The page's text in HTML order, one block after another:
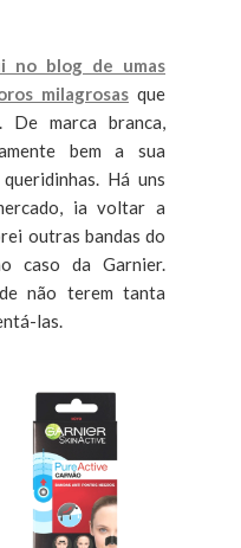
no blog de umas
milagrosas que
De marca branca,
bem a sua
Há uns
ia voltar a
outras bandas do
caso da Garnier.
não terem tanta
las.